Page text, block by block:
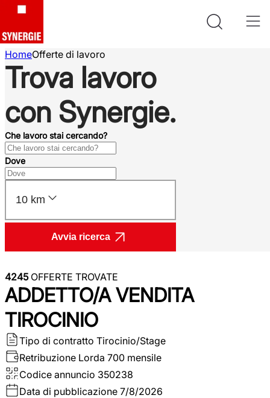
HomeOfferte di lavoro
Trova lavoro
con Synergie.
Che lavoro stai cercando?
Dove
10 km
Avvia ricerca
4245OFFERTE TROVATE
ADDETTO/A VENDITA
TIROCINIO
Tipo di contratto Tirocinio/Stage
Retribuzione Lorda 700 mensile
Codice annuncio 350238
Data di pubblicazione 7/8/2026